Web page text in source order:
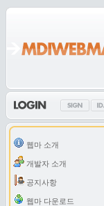
웹마 소개
개발자 소개
공지사항
웹마 다운로드